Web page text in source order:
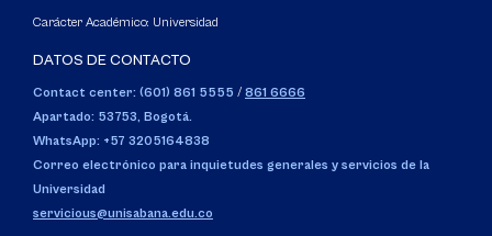
Carácter Académico: Universidad
DATOS DE CONTACTO
Contact center: (601) 861 5555 / 861 6666
Apartado: 53753, Bogotá.
WhatsApp: +57 3205164838
Correo electrónico para inquietudes generales y servicios de la
Universidad
servicious@unisabana.edu.co